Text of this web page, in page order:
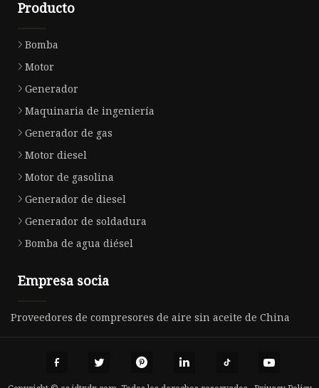
Producto
Bomba
Motor
Generador
Maquinaria de ingeniería
Generador de gas
Motor diesel
Motor de gasolina
Generador de diesel
Generador de soldadura
Bomba de agua diésel
Empresa socia
Proveedores de compresores de aire sin aceite de China